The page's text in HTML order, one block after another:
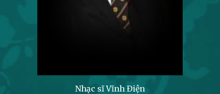
Nhạc sĩ Vĩnh Điện